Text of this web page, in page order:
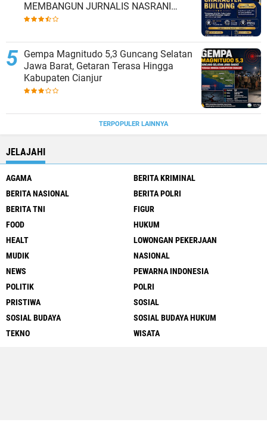
MEMBANGUN JURNALIS NASRANI
BERINTEGRITAS DAN BERDAMPAK*
Gempa Magnitudo 5,3 Guncang Selatan
Jawa Barat, Getaran Terasa Hingga
Kabupaten Cianjur
TERPOPULER LAINNYA
JELAJAHI
AGAMA
BERITA KRIMINAL
BERITA NASIONAL
BERITA POLRI
BERITA TNI
FIGUR
FOOD
HUKUM
HEALT
LOWONGAN PEKERJAAN
MUDIK
NASIONAL
NEWS
PEWARNA INDONESIA
POLITIK
POLRI
PRISTIWA
SOSIAL
SOSIAL BUDAYA
SOSIAL BUDAYA HUKUM
TEKNO
WISATA